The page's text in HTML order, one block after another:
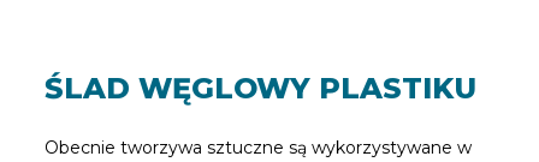
ŚLAD WĘGLOWY PLASTIKU
Obecnie tworzywa sztuczne są wykorzystywane w